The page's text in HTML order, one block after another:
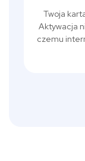
Twoja
Aktywacja
czemu